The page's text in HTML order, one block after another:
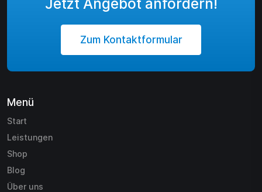
Zum Kontaktformular
Menü
Start
Leistungen
Shop
Blog
Über uns